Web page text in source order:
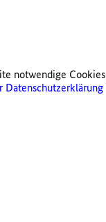
notwendige
Datenschutzerklärung